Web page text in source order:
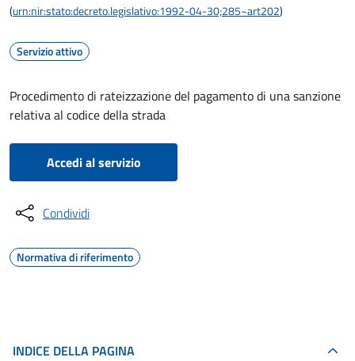
(urn:nir:stato:decreto.legislativo:1992-04-30;285~art202)
Servizio attivo
Procedimento di rateizzazione del pagamento di una sanzione
relativa al codice della strada
Accedi al servizio
Condividi
Normativa di riferimento
INDICE DELLA PAGINA